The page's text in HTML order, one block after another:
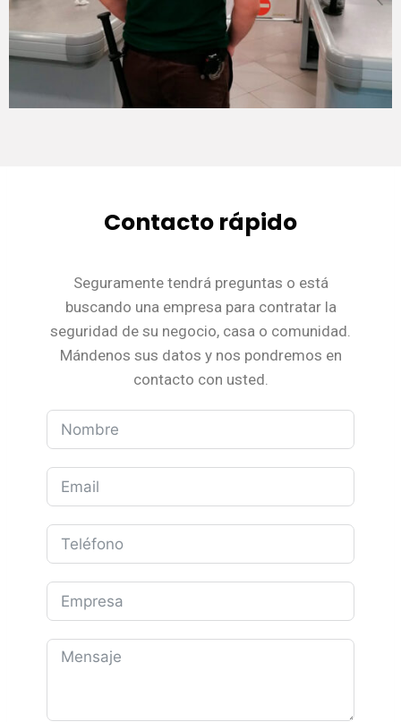
Contacto rápido
Seguramente tendrá preguntas o está
buscando una empresa para contratar la
seguridad de su negocio, casa o comunidad.
Mándenos sus datos y nos pondremos en
contacto con usted.